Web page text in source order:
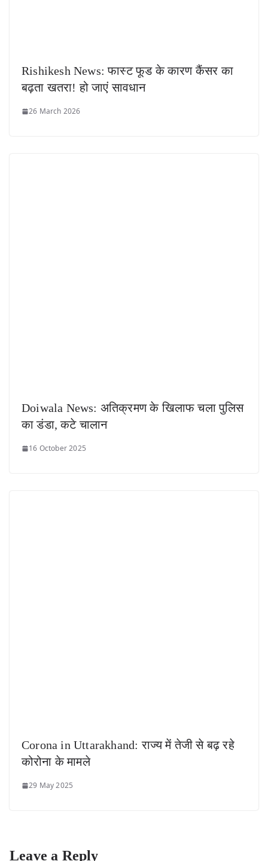
Rishikesh News: फास्ट फूड के कारण कैंसर का
बढ़ता खतरा! हो जाएं सावधान
26 March 2026
Doiwala News: अतिक्रमण के खिलाफ चला पुलिस
का डंडा, कटे चालान
16 October 2025
Corona in Uttarakhand: राज्य में तेजी से बढ़ रहे
कोरोना के मामले
29 May 2025
Leave a Reply